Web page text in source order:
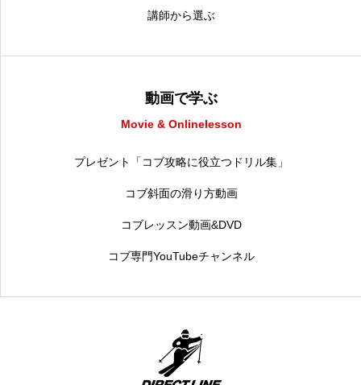
講師から選ぶ
動画で学ぶ
Movie & Onlinelesson
プレゼント「コブ攻略に役立つドリル集」
コブ斜面の滑り方動画
コブレッスン動画&DVD
コブ専門YouTubeチャンネル